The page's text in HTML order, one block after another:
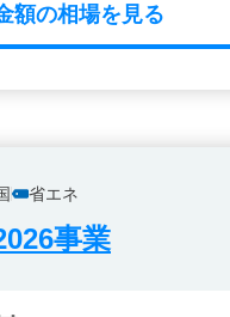
額の相場を見る
省エネ
事業